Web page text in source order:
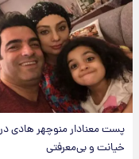
پست معنادار منوچهر هادی
خیانت و بی‌معرفتی